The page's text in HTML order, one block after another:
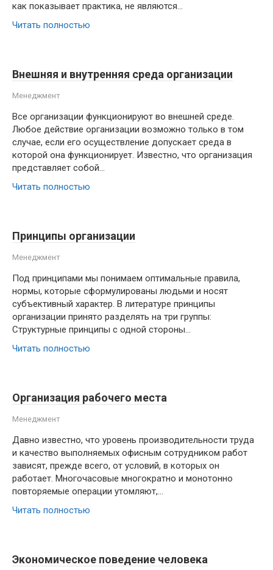
как показывает практика, не являются…
Читать полностью
Внешняя и внутренняя среда организации
Менеджмент
Все организации функционируют во внешней среде.
Любое действие организации возможно только в том
случае, если его осуществление допускает среда в
которой она функционирует. Известно, что организация
представляет собой…
Читать полностью
Принципы организации
Менеджмент
Под принципами мы понимаем оптимальные правила,
нормы, которые сформулированы людьми и носят
субъективный характер. В литературе принципы
организации принято разделять на три группы:
Структурные принципы с одной стороны…
Читать полностью
Организация рабочего места
Менеджмент
Давно известно, что уровень производительности труда
и качество выполняемых офисным сотрудником работ
зависят, прежде всего, от условий, в которых он
работает. Многочасовые многократно и монотонно
повторяемые операции утомляют,…
Читать полностью
Экономическое поведение человека